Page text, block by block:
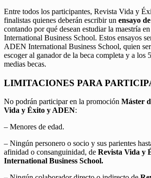
Entre todos los participantes, Revista Vida y
finalistas quienes deberán escribir un ensayo
contando por qué desean estudiar la maestría
International Business School. Estos ensayos
ADEN International Business School, quien
escoger al ganador de la beca completa y a los
medias becas.
LIMITACIONES PARA
No podrán participar en la promoción Máster
Vida y Éxito y ADEN:
– Menores de edad.
– Ningún personero o socio y sus parientes
afinidad o consanguinidad, de Revista Vida y
International Business School.